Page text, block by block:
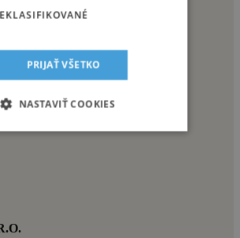
PRIJAŤ VŠETKO
NASTAVIŤ COOKIES